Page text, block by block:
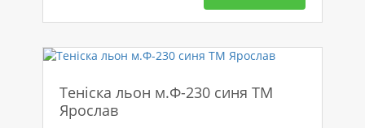
Теніска льон м.Ф-230 синя ТМ
Ярослав